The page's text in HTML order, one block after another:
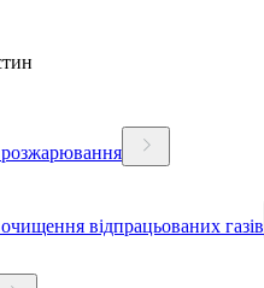
відпрацьованих газів